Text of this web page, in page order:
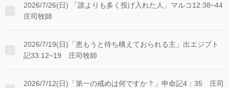
2026/7/26(日) 「誰よりも多く投げ入れた人」マルコ12:38~44
庄司牧師
2026/7/19(日)「恵もうと待ち構えておられる主」出エジプト
記33:12~19 庄司牧師
2026/7/12(日)「第一の戒めは何ですか？」申命記4：35 庄司